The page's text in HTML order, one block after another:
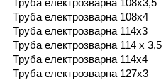
Труба електрозварна 108х4
Труба електрозварна 114х3
Труба електрозварна 114 х 3,5
Труба електрозварна 114х4
Труба електрозварна 127х3